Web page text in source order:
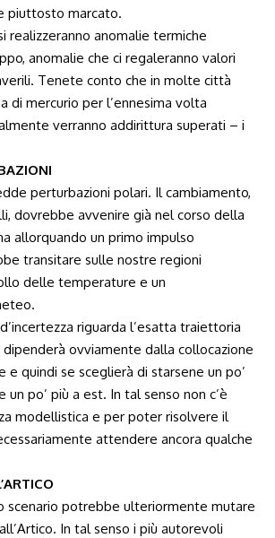
piuttosto marcato.
realizzeranno anomalie termiche
anomalie che ci regaleranno valori
Tenete conto che in molte città
di mercurio per l’ennesima volta
verranno addirittura superati – i
perturbazioni polari. Il cambiamento,
dovrebbe avvenire già nel corso della
allorquando un primo impulso
transitare sulle nostre regioni
delle temperature e un
d’incertezza riguarda l’esatta traiettoria
ovviamente dalla collocazione
e quindi se sceglierà di starsene un po’
po’ più a est. In tal senso non c’è
modellistica e per poter risolvere il
attendere ancora qualche
scenario potrebbe ulteriormente mutare
In tal senso i più autorevoli